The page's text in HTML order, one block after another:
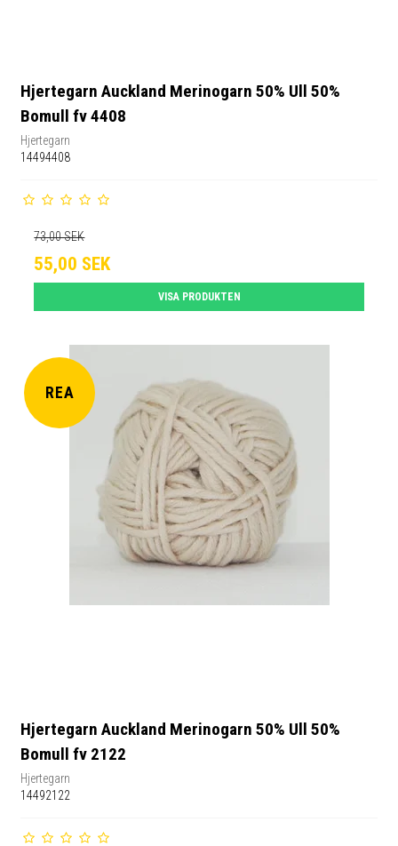
Hjertegarn Auckland Merinogarn 50% Ull 50%
Bomull fv 4408
Hjertegarn
14494408
73,00 SEK
55,00 SEK
VISA PRODUKTEN
REA
Hjertegarn Auckland Merinogarn 50% Ull 50%
Bomull fv 2122
Hjertegarn
14492122